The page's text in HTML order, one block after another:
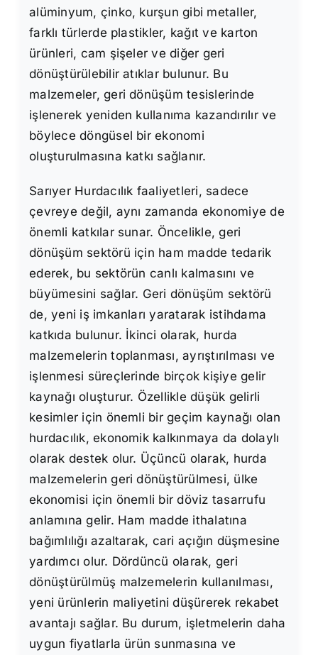
alüminyum, çinko, kurşun gibi metaller,
farklı türlerde plastikler, kağıt ve karton
ürünleri, cam şişeler ve diğer geri
dönüştürülebilir atıklar bulunur. Bu
malzemeler, geri dönüşüm tesislerinde
işlenerek yeniden kullanıma kazandırılır ve
böylece döngüsel bir ekonomi
oluşturulmasına katkı sağlanır.
Sarıyer Hurdacılık faaliyetleri, sadece
çevreye değil, aynı zamanda ekonomiye de
önemli katkılar sunar. Öncelikle, geri
dönüşüm sektörü için ham madde tedarik
ederek, bu sektörün canlı kalmasını ve
büyümesini sağlar. Geri dönüşüm sektörü
de, yeni iş imkanları yaratarak istihdama
katkıda bulunur. İkinci olarak, hurda
malzemelerin toplanması, ayrıştırılması ve
işlenmesi süreçlerinde birçok kişiye gelir
kaynağı oluşturur. Özellikle düşük gelirli
kesimler için önemli bir geçim kaynağı olan
hurdacılık, ekonomik kalkınmaya da dolaylı
olarak destek olur. Üçüncü olarak, hurda
malzemelerin geri dönüştürülmesi, ülke
ekonomisi için önemli bir döviz tasarrufu
anlamına gelir. Ham madde ithalatına
bağımlılığı azaltarak, cari açığın düşmesine
yardımcı olur. Dördüncü olarak, geri
dönüştürülmüş malzemelerin kullanılması,
yeni ürünlerin maliyetini düşürerek rekabet
avantajı sağlar. Bu durum, işletmelerin daha
uygun fiyatlarla ürün sunmasına ve